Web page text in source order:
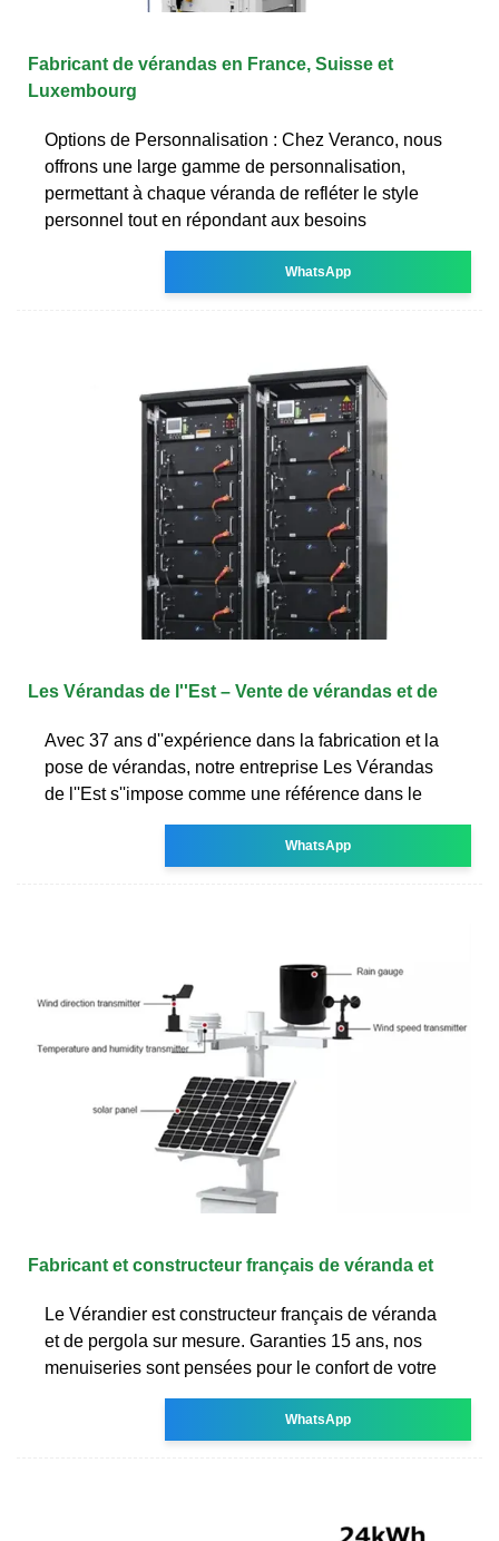
Fabricant de vérandas en France, Suisse et
Luxembourg
Options de Personnalisation : Chez Veranco, nous
offrons une large gamme de personnalisation,
permettant à chaque véranda de refléter le style
personnel tout en répondant aux besoins
WhatsApp
Les Vérandas de l''Est – Vente de vérandas et de
Avec 37 ans d''expérience dans la fabrication et la
pose de vérandas, notre entreprise Les Vérandas
de l''Est s''impose comme une référence dans le
WhatsApp
Fabricant et constructeur français de véranda et
Le Vérandier est constructeur français de véranda
et de pergola sur mesure. Garanties 15 ans, nos
menuiseries sont pensées pour le confort de votre
WhatsApp